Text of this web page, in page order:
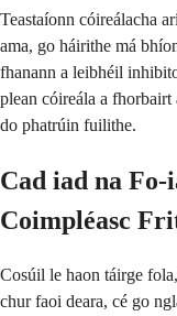
Teastaíonn cóireálacha
ama, go háirithe má
fhanann a leibhéil
plean cóireála a fhorbairt
do phatrúin fuilithe.
Cad iad na
Coimpléasc
Cosúil le haon táirge
chur faoi deara, cé go